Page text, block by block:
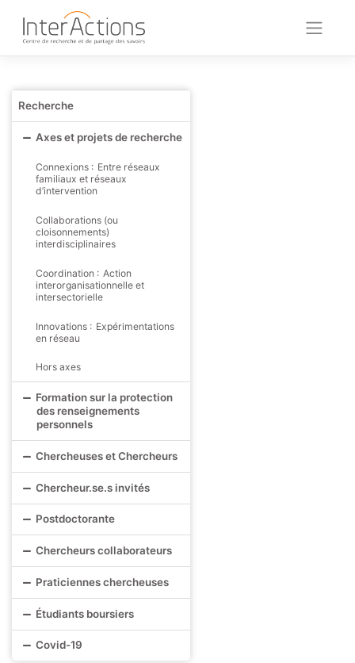
content
Recherche
Axes et projets de recherche
Connexions : Entre réseaux
familiaux et réseaux
d’intervention
Collaborations (ou
cloisonnements)
interdisciplinaires
Coordination : Action
interorganisationnelle et
intersectorielle
Innovations : Expérimentations
en réseau
Hors axes
Formation sur la protection
des renseignements
personnels
Chercheuses et Chercheurs
Chercheur.se.s invités
Postdoctorante
Chercheurs collaborateurs
Praticiennes chercheuses
Étudiants boursiers
Covid-19